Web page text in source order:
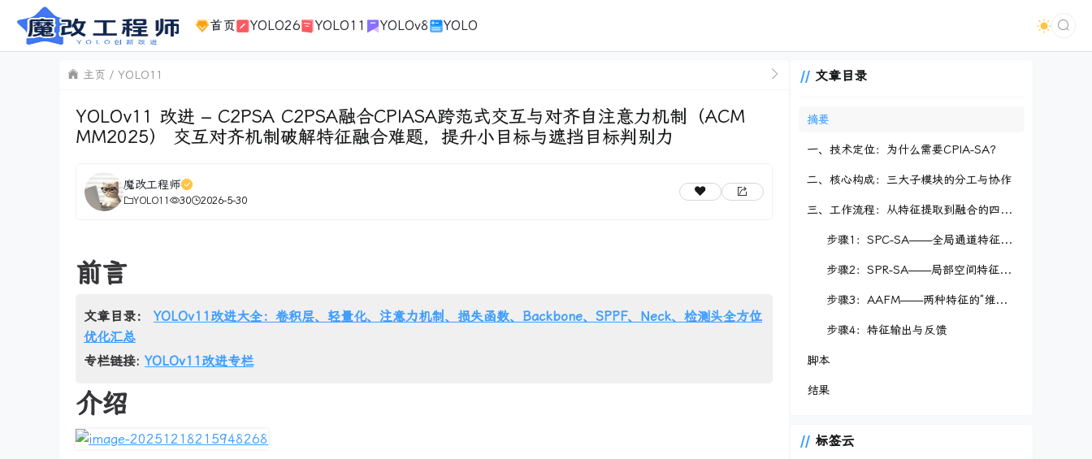
首页 YOLO26 YOLO11 YOLOv8 YOLO
主页 YOLO11
YOLOv11 改进 – C2PSA C2PSA融合CPIASA跨范式交互与对齐自注意力机制（ACM
MM2025） 交互对齐机制破解特征融合难题，提升小目标与遮挡目标判别力
魔改工程师
YOLO11 30 2026-5-30
前言
文章目录： YOLOv11改进大全：卷积层、轻量化、注意力机制、损失函数、Backbone、SPPF、Neck、检测头全方位
优化汇总
专栏链接: YOLOv11改进专栏
介绍
文章目录
摘要
一、技术定位：为什么需要CPIA-SA？
二、核心构成：三大子模块的分工与协作
三、工作流程：从特征提取到融合的四步闭环
步骤1：SPC-SA——全局通道特征的“精准筛选”
步骤2：SPR-SA——局部空间特征的“精细修复”
步骤3：AAFM——两种特征的“维度对齐”
步骤4：特征输出与反馈
脚本
结果
标签云